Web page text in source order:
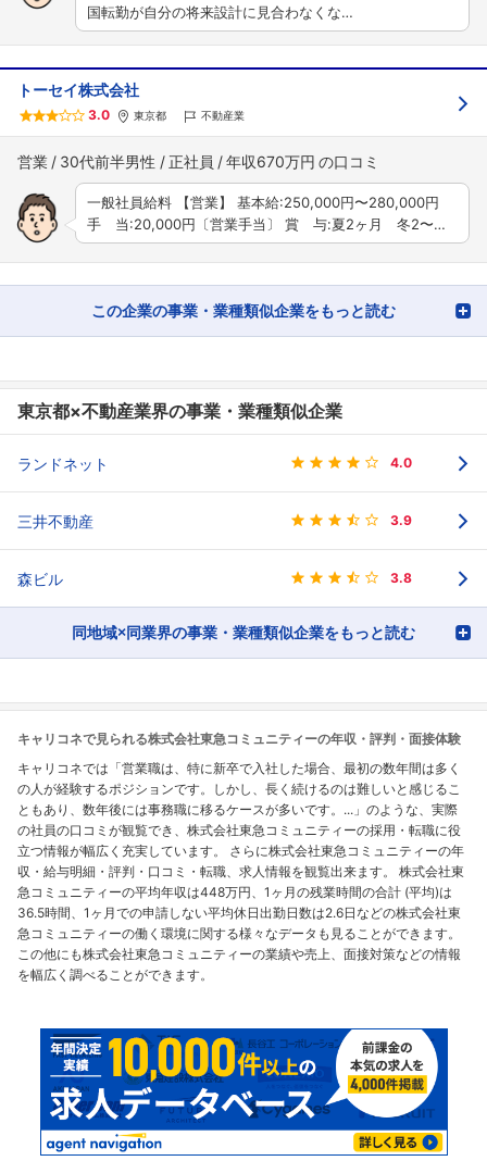
国転勤が自分の将来設計に見合わなくな…
トーセイ株式会社
3.0 東京都 不動産業
営業 30代前半男性 正社員 年収670万円
一般社員給料 【営業】 基本給:250,000円〜280,000円
手 当:20,000円〔営業手当〕 賞 与:夏2ヶ月 冬2〜…
この企業の事業・業種類似企業をもっと読む
東京都×不動産業界の事業・業種類似企業
ランドネット 4.0
三井不動産 3.9
森ビル 3.8
同地域×同業界の事業・業種類似企業をもっと読む
キャリコネで見られる株式会社東急コミュニティーの年収・評判・面接体験
キャリコネでは「営業職は、特に新卒で入社した場合、最初の数年間は多く
の人が経験するポジションです。しかし、長く続けるのは難しいと感じるこ
ともあり、数年後には事務職に移るケースが多いです。...」のような、実際
の社員の口コミが観覧でき、株式会社東急コミュニティーの採用・転職に役
立つ情報が幅広く充実しています。 さらに株式会社東急コミュニティーの年
収・給与明細・評判・口コミ・転職、求人情報を観覧出来ます。 株式会社東
急コミュニティーの平均年収は448万円、1ヶ月の残業時間の合計 (平均)は
36.5時間、1ヶ月での申請しない平均休日出勤日数は2.6日などの株式会社東
急コミュニティーの働く環境に関する様々なデータも見ることができます。
この他にも株式会社東急コミュニティーの業績や売上、面接対策などの情報
を幅広く調べることができます。